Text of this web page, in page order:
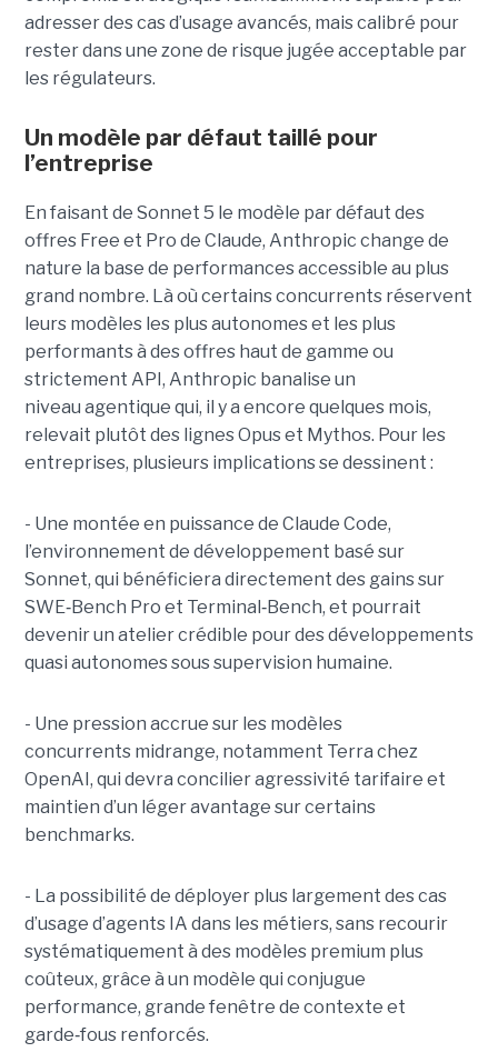
adresser des cas d’usage avancés, mais calibré pour
rester dans une zone de risque jugée acceptable par
les régulateurs.
Un modèle par défaut taillé pour
l’entreprise
En faisant de Sonnet 5 le modèle par défaut des
offres Free et Pro de Claude, Anthropic change de
nature la base de performances accessible au plus
grand nombre. Là où certains concurrents réservent
leurs modèles les plus autonomes et les plus
performants à des offres haut de gamme ou
strictement API, Anthropic banalise un
niveau agentique qui, il y a encore quelques mois,
relevait plutôt des lignes Opus et Mythos. Pour les
entreprises, plusieurs implications se dessinent :
- Une montée en puissance de Claude Code,
l’environnement de développement basé sur
Sonnet, qui bénéficiera directement des gains sur
SWE‑Bench Pro et Terminal‑Bench, et pourrait
devenir un atelier crédible pour des développements
quasi autonomes sous supervision humaine.
- Une pression accrue sur les modèles
concurrents midrange, notamment Terra chez
OpenAI, qui devra concilier agressivité tarifaire et
maintien d’un léger avantage sur certains
benchmarks.
- La possibilité de déployer plus largement des cas
d’usage d’agents IA dans les métiers, sans recourir
systématiquement à des modèles premium plus
coûteux, grâce à un modèle qui conjugue
performance, grande fenêtre de contexte et
garde‑fous renforcés.